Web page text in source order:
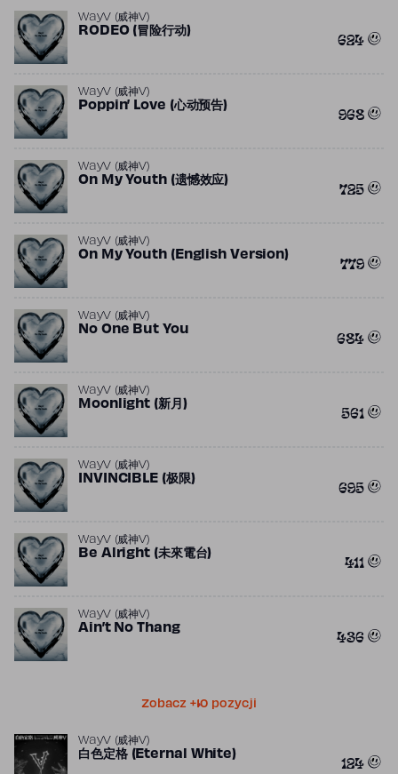
WayV (威神V)
RODEO (冒险行动) 624
WayV (威神V)
Poppin’ Love (心动预告) 968
WayV (威神V)
On My Youth (遗憾效应) 725
WayV (威神V)
On My Youth (English Version) 779
WayV (威神V)
No One But You 684
WayV (威神V)
Moonlight (新月) 561
WayV (威神V)
INVINCIBLE (极限) 695
WayV (威神V)
Be Alright (未來電台) 411
WayV (威神V)
Ain’t No Thang 436
Zobacz +10 pozycji
WayV (威神V)
白色定格 (Eternal White) 124